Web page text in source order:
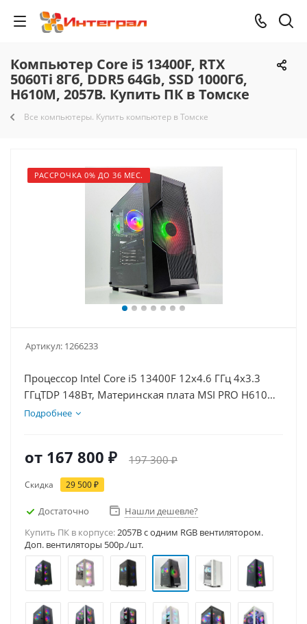
Компьютер Core i5 13400F, RTX
5060Ti 8Гб, DDR5 64Gb, SSD 1000Гб,
H610M, 2057B. Купить ПК в Томске
Все компьютеры. Купить компьютер в Томске
РАССРОЧКА 0% ДО 36 МЕС.
Артикул: 1266233
Процессор Intel Core i5 13400F 12x4.6 ГГц 4x3.3
ГГцTDP 148Вт, Материнская плата MSI PRO H610M-
E D5, Видеокарта RTX 5060Ti 8Гб, Память
Подробнее
от 167 800 ₽ 197 300 ₽
Скидка 29 500 ₽
Достаточно
Нашли дешевле?
Купить ПК в корпусе:2057B c одним RGB вентилятором.
Доп. вентиляторы 500р./шт.